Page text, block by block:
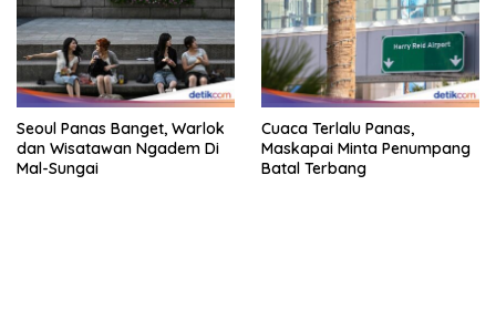
Seoul Panas Banget, Warlok
dan Wisatawan Ngadem Di
Mal-Sungai
Cuaca Terlalu Panas,
Maskapai Minta Penumpang
Batal Terbang